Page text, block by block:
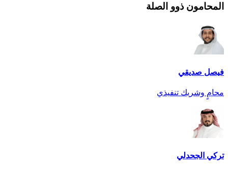
المحامون ذوو الصلة
فيصل صديقي
محامٍ وشريك تنفيذي
تركي الجحدلي